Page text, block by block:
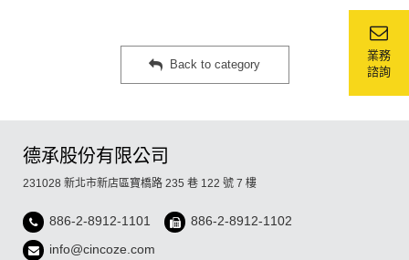
業務
諮詢
Back to category
德承股份有限公司
231028 新北市新店區寶橋路 235 巷 122 號 7 樓
886-2-8912-1101
886-2-8912-1102
info@cincoze.com